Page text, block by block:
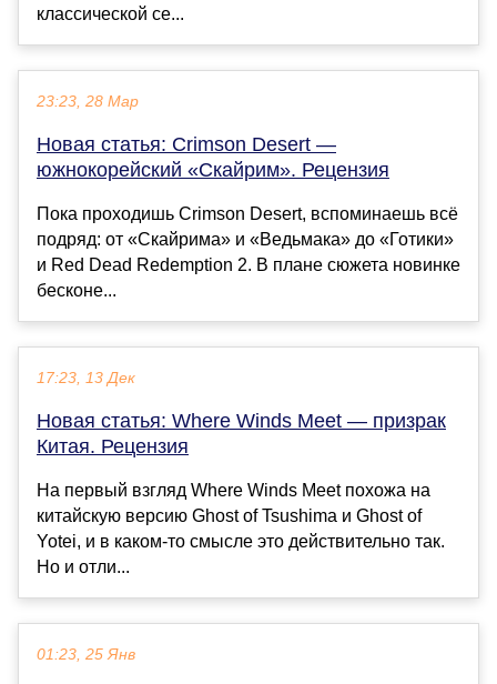
классической се...
23:23, 28 Мар
Новая статья: Crimson Desert —
южнокорейский «Скайрим». Рецензия
Пока проходишь Crimson Desert, вспоминаешь всё
подряд: от «Скайрима» и «Ведьмака» до «Готики»
и Red Dead Redemption 2. В плане сюжета новинке
бесконе...
17:23, 13 Дек
Новая статья: Where Winds Meet — призрак
Китая. Рецензия
На первый взгляд Where Winds Meet похожа на
китайскую версию Ghost of Tsushima и Ghost of
Yotei, и в каком-то смысле это действительно так.
Но и отли...
01:23, 25 Янв